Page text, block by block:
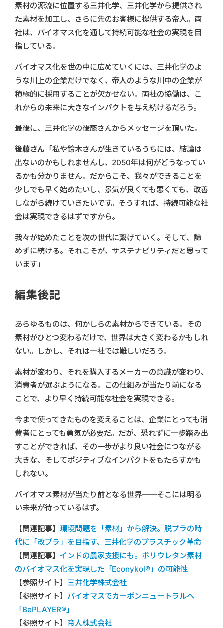
素材の源流に位置する三井化学、三井化学から提供され
た素材を加工し、さらに先のお客様に提供する帝人。両
社は、バイオマス化を通して持続可能な社会の実現を目
指している。
バイオマス化を世の中に広めていくには、三井化学のよ
うな川上の企業だけでなく、帝人のような川中の企業が
積極的に採用することが欠かせない。両社の協働は、こ
れからの未来に大きなインパクトを与え続けるだろう。
最後に、三井化学の後藤さんからメッセージを頂いた。
後藤さん 「私や鈴木さんが生きているうちには、結論は
出ないのかもしれませんし、2050年は何がどうなってい
るかも分かりません。だからこそ、我々ができることを
少しでも早く始めたいし、景気が良くても悪くても、改善
しながら続けていきたいです。そうすれば、持続可能な社
会は実現できるはずですから。
我々が始めたことを次の世代に繋げていく。そして、諦
めずに続ける。それこそが、サステナビリティだと思って
います」
編集後記
あらゆるものは、何かしらの素材からできている。その
素材がひとつ変わるだけで、世界は大きく変わるかもしれ
ない。しかし、それは一社では難しいだろう。
素材が変わり、それを購入するメーカーの意識が変わり、
消費者が選ぶようになる。この仕組みが当たり前になる
ことで、より早く持続可能な社会を実現できる。
今まで使ってきたものを変えることは、企業にとっても消
費者にとっても勇気が必要だ。だが、恐れずに一歩踏み出
すことができれば、その一歩がより良い社会につながる
大きな、そしてポジティブなインパクトをもたらすかも
しれない。
バイオマス素材が当たり前となる世界──そこには明る
い未来が待っているはず。
【関連記事】 環境問題を「素材」から解決。脱プラの時
代に「改プラ」を目指す、三井化学のプラスチック革命
【関連記事】 インドの農家支援にも。ポリウレタン素材
のバイオマス化を実現した「Econykol®︎」の可能性
【参照サイト】 三井化学株式会社
【参照サイト】 バイオマスでカーボンニュートラルへ
「BePLAYER®」
【参照サイト】 帝人株式会社